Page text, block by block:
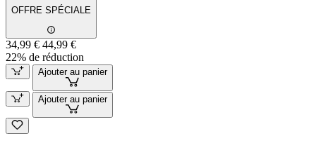
OFFRE SPÉCIALE
34,99 € 44,99 €
22% de réduction
Ajouter au panier
Ajouter au panier